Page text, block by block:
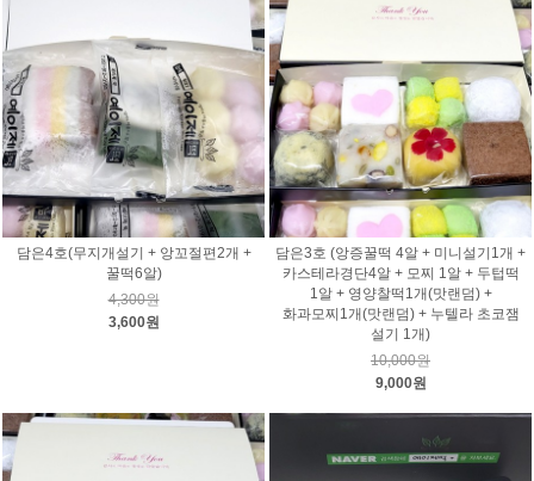
담은4호(무지개설기 + 앙꼬절편2개 +
꿀떡6알)
4,300원
3,600원
담은3호 (앙증꿀떡 4알 + 미니설기1개 +
카스테라경단4알 + 모찌 1알 + 두텁떡
1알 + 영양찰떡1개(맛랜덤) +
화과모찌1개(맛랜덤) + 누텔라 초코잼
설기 1개)
10,000원
9,000원